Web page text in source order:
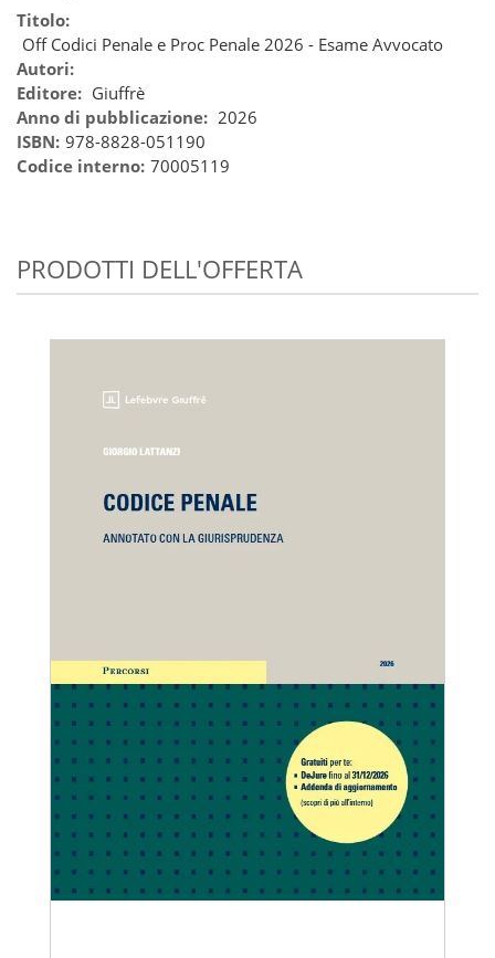
Titolo:
Off Codici Penale e Proc Penale 2026 - Esame Avvocato
Autori:
Editore: Giuffrè
Anno di pubblicazione: 2026
ISBN: 978-8828-051190
Codice interno: 70005119
PRODOTTI DELL'OFFERTA